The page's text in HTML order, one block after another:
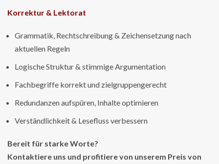
Korrektur & Lektorat
Grammatik, Rechtschreibung & Zeichensetzung nach
aktuellen Regeln
Logische Struktur & stimmige Argumentation
Fachbegriffe korrekt und zielgruppengerecht
Redundanzen aufspüren, Inhalte optimieren
Verständlichkeit & Lesefluss verbessern
Bereit für starke Worte?
Kontaktiere uns und profitiere von unserem Preis von